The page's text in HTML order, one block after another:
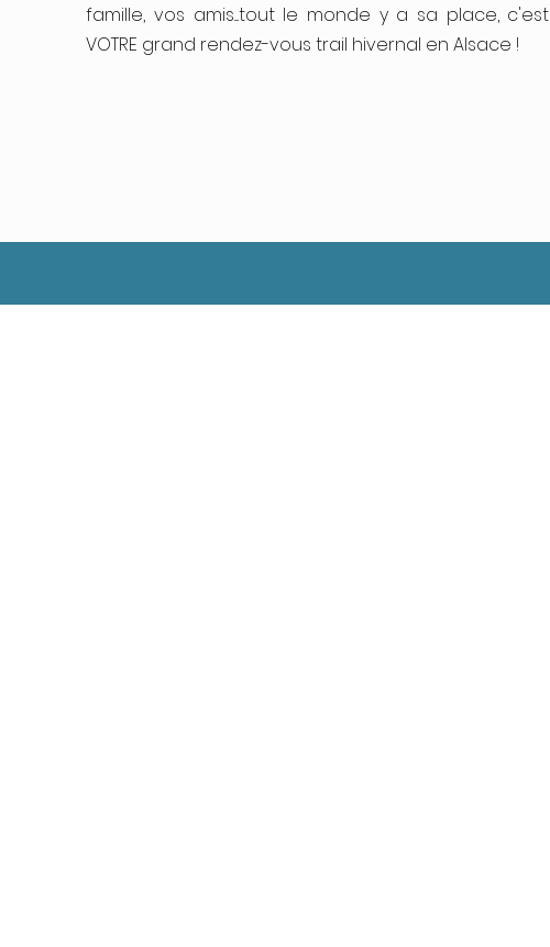
famille, vos amis....tout le monde y a sa place, c'est
VOTRE grand rendez-vous trail hivernal en Alsace !